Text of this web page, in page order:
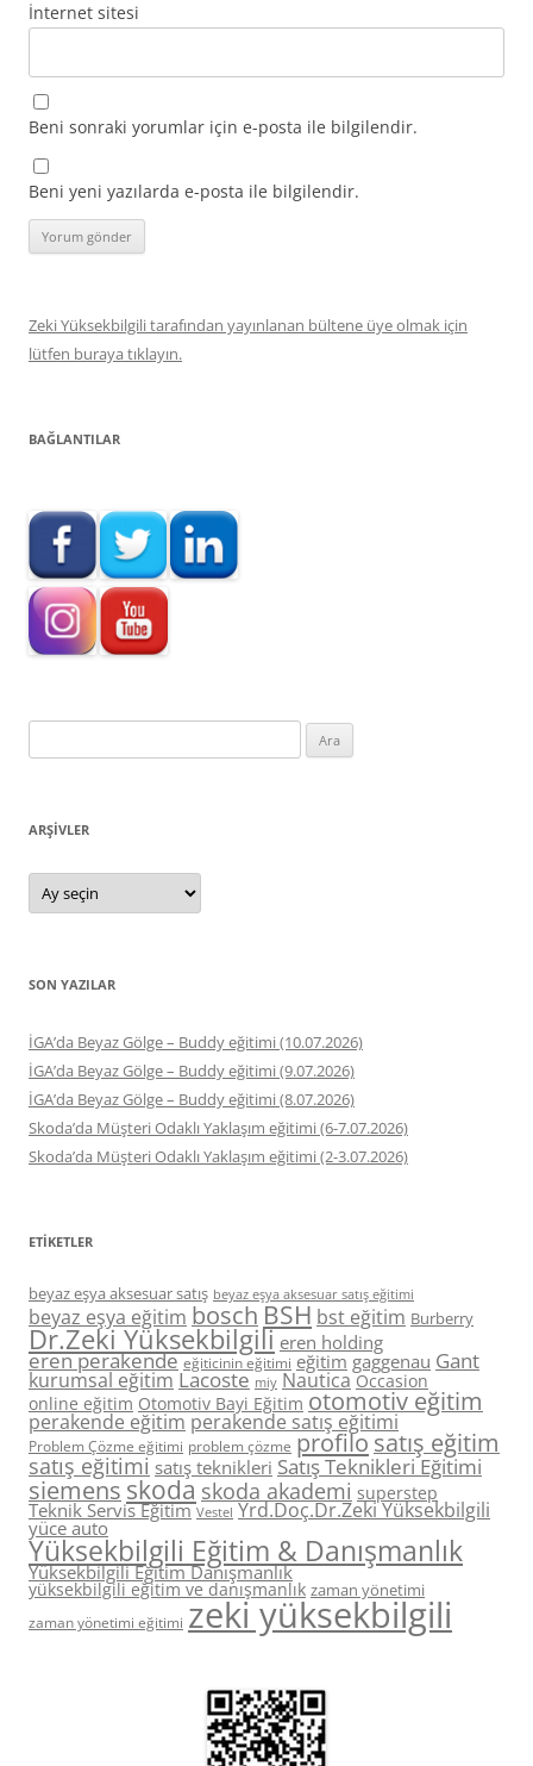
İnternet sitesi
Beni sonraki yorumlar için e-posta ile bilgilendir.
Beni yeni yazılarda e-posta ile bilgilendir.
Zeki Yüksekbilgili tarafından yayınlanan bültene üye olmak için
lütfen buraya tıklayın.
BAĞLANTILAR
ARŞIVLER
Arşivler
SON YAZILAR
İGA’da Beyaz Gölge – Buddy eğitimi (10.07.2026)
İGA’da Beyaz Gölge – Buddy eğitimi (9.07.2026)
İGA’da Beyaz Gölge – Buddy eğitimi (8.07.2026)
Skoda’da Müşteri Odaklı Yaklaşım eğitimi (6-7.07.2026)
Skoda’da Müşteri Odaklı Yaklaşım eğitimi (2-3.07.2026)
ETIKETLER
beyaz eşya aksesuar satış beyaz eşya aksesuar satış eğitimi
beyaz eşya eğitim boschBSH bst eğitim Burberry
Dr.Zeki Yüksekbilgili eren holding
eren perakende eğiticinin eğitimi eğitim gaggenau Gant
kurumsal eğitim Lacoste miy Nautica Occasion
online eğitim Otomotiv Bayi Eğitim otomotiv eğitim
perakende eğitim perakende satış eğitimi
Problem Çözme eğitimi problem çözme profilo satış eğitim
satış eğitimi satış teknikleri Satış Teknikleri Eğitimi
siemens skoda skoda akademi superstep
Teknik Servis Eğitim Vestel Yrd.Doç.Dr.Zeki Yüksekbilgili
yüce auto
Yüksekbilgili Eğitim & Danışmanlık
Yüksekbilgili Eğitim Danışmanlık
yüksekbilgili eğitim ve danışmanlık zaman yönetimi
zaman yönetimi eğitimi zeki yüksekbilgili